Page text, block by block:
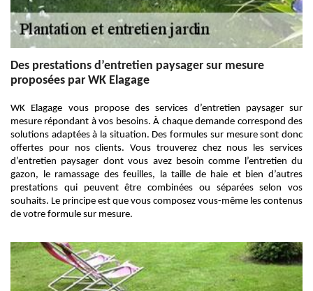
Des prestations d’entretien paysager sur mesure
proposées par WK Elagage
WK Elagage vous propose des services d’entretien paysager sur
mesure répondant à vos besoins. À chaque demande correspond des
solutions adaptées à la situation. Des formules sur mesure sont donc
offertes pour nos clients. Vous trouverez chez nous les services
d’entretien paysager dont vous avez besoin comme l’entretien du
gazon, le ramassage des feuilles, la taille de haie et bien d’autres
prestations qui peuvent être combinées ou séparées selon vos
souhaits. Le principe est que vous composez vous-même les contenus
de votre formule sur mesure.